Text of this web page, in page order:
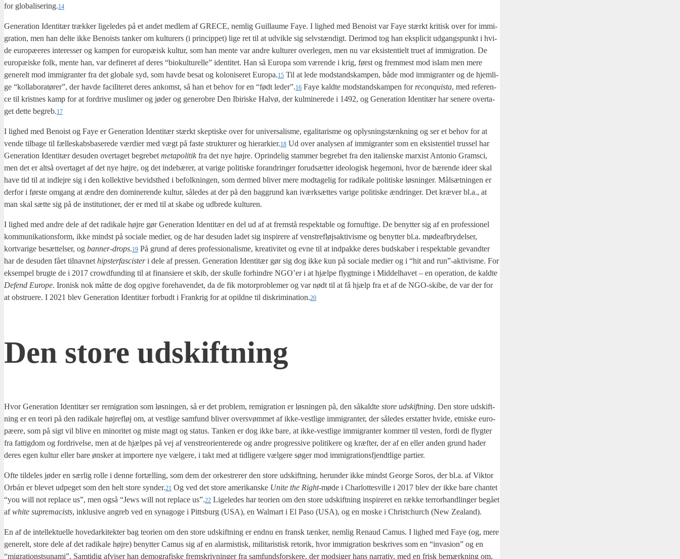
for globalisering.14
Gene­ra­tion Iden­ti­tær træk­ker lige­le­des på et andet med­lem af GRECE, nem­lig Guil­lau­me Faye. I lig­hed med Benoist var Faye stærkt kri­tisk over for immi­
gra­tion, men han del­te ikke Benoists tan­ker om kul­tu­rers (i prin­cip­pet) lige ret til at udvik­le sig selv­stæn­digt. Der­i­mod tog han eks­pli­cit udgangs­punkt i hvi­
de euro­pæ­e­res inte­res­ser og kam­pen for euro­pæ­isk kul­tur, som han men­te var andre kul­tu­rer over­le­gen, men nu var eksi­sten­ti­elt tru­et af immi­gra­tion. De
euro­pæ­i­ske folk, men­te han, var defi­ne­ret af deres “bio­kul­tu­rel­le” iden­ti­tet. Han så Euro­pa som væren­de i krig, først og frem­mest mod islam men mere
gene­relt mod immi­gran­ter fra det glo­ba­le syd, som hav­de besat og kolo­ni­se­ret Europa.15 Til at lede mod­stand­s­kam­pen, både mod immi­gran­ter og de hjem­li­
ge “kol­la­bo­ra­tø­rer”, der hav­de faci­li­te­ret deres ankomst, så han et behov for en “født leder”.16 Faye kald­te mod­stand­s­kam­pen for reconquis­ta, med refe­ren­
ce til krist­nes kamp for at for­dri­ve mus­li­mer og jøder og genero­bre Den Ibi­ri­ske Halvø, der kul­mi­ne­re­de i 1492, og Gene­ra­tion Iden­ti­tær har sene­re over­ta­
get det­te begreb.17
I lig­hed med Benoist og Faye er Gene­ra­tion Iden­ti­tær stærkt skep­ti­ske over for uni­ver­sa­lis­me, ega­li­ta­ris­me og oplys­nings­tænk­ning og ser et behov for at
ven­de til­ba­ge til fæl­leskabs­ba­se­re­de vær­di­er med vægt på faste struk­tu­rer og hierarkier.18 Ud over ana­ly­sen af immi­gran­ter som en eksi­sten­ti­el trus­sel har
Gene­ra­tion Iden­ti­tær des­u­den over­ta­get begre­bet meta­po­li­tik fra det nye høj­re. Oprin­de­lig stam­mer begre­bet fra den ita­li­en­ske marxist Anto­nio Gramsci,
men det er alt­så over­ta­get af det nye høj­re, og det inde­bæ­rer, at vari­ge poli­ti­ske for­an­dring­er for­ud­sæt­ter ide­o­lo­gisk hege­mo­ni, hvor de bæren­de ide­er skal
have tid til at ind­lej­re sig i den kol­lek­ti­ve bevidst­hed i befolk­nin­gen, som der­med bli­ver mere mod­ta­ge­lig for radi­ka­le poli­ti­ske løs­nin­ger. Mål­sæt­nin­gen er
der­for i før­ste omgang at ændre den domi­ne­ren­de kul­tur, såle­des at der på den bag­grund kan iværk­sæt­tes vari­ge poli­ti­ske ændrin­ger. Det kræ­ver bl.a., at
man skal sæt­te sig på de insti­tu­tio­ner, der er med til at ska­be og udbre­de kul­tu­ren.
I lig­hed med andre dele af det radi­ka­le høj­re gør Gene­ra­tion Iden­ti­tær en del ud af at frem­stå respek­tab­le og for­nuf­ti­ge. De benyt­ter sig af en pro­fes­sio­nel
kom­mu­ni­ka­tions­form, ikke mindst på soci­a­le medi­er, og de har des­u­den ladet sig inspi­re­re af ven­stre­fløjsak­ti­vis­me og benyt­ter bl.a. møde­af­bry­del­ser,
kortva­ri­ge besæt­tel­ser, og ban­ner-dro­ps.19 På grund af deres pro­fes­sio­na­lis­me, kre­a­ti­vi­tet og evne til at ind­pak­ke deres bud­ska­ber i respek­tab­le gevand­ter
har de des­u­den fået til­nav­net hip­ster­fa­sci­steri dele af pres­sen. Gene­ra­tion Iden­ti­tær gør sig dog ikke kun på soci­a­le medi­er og i “hit and run”-aktivisme. For
eksem­pel brug­te de i 2017 crowd­fun­ding til at finan­si­e­re et skib, der skul­le for­hin­dre NGO’er i at hjæl­pe flygt­nin­ge i Mid­del­ha­vet – en ope­ra­tion, de kald­te
Defend Euro­pe. Iro­nisk nok måt­te de dog opgi­ve fore­ha­ven­det, da de fik motor­pro­ble­mer og var nødt til at få hjælp fra et af de NGO-ski­be, de var der for
at obstru­e­re. I 2021 blev Gene­ra­tion Iden­ti­tær for­budt i Frank­rig for at opild­ne til diskrimination.20
Den sto­re udskift­ning
Hvor Gene­ra­tion Iden­ti­tær ser remi­gra­tion som løs­nin­gen, så er det pro­blem, remi­gra­tion er løs­nin­gen på, den såkald­te sto­re udskift­ning. Den sto­re udskift­
ning er en teo­ri på den radi­ka­le høj­re­fløj om, at vest­li­ge sam­fund bli­ver over­svøm­met af ikke-vest­li­ge immi­gran­ter, der såle­des erstat­ter hvi­de, etni­ske euro­
pæ­e­re, som på sigt vil bli­ve en mino­ri­tet og miste magt og sta­tus. Tan­ken er dog ikke bare, at ikke-vest­li­ge immi­gran­ter kom­mer til vesten, for­di de flyg­ter
fra fat­tig­dom og for­dri­vel­se, men at de hjæl­pes på vej af ven­stre­o­ri­en­te­re­de og andre pro­g­res­si­ve poli­ti­ke­re og kræf­ter, der af en eller anden grund hader
deres egen kul­tur eller bare ønsker at impor­te­re nye væl­ge­re, i takt med at tid­li­ge­re væl­ge­re søger mod immi­gra­tions­fjendt­li­ge par­ti­er.
Ofte til­de­les jøder en sær­lig rol­le i den­ne for­tæl­ling, som dem der orke­stre­rer den sto­re udskift­ning, her­un­der ikke mindst Geor­ge Sor­os, der bl.a. af Vik­tor
Orbán er ble­vet udpe­get som den helt sto­re synder.21 Og ved det sto­re ame­ri­kan­ske Uni­te the Right-møde i Char­lot­tesvil­le i 2017 blev der ikke bare chan­tet
“you will not repla­ce us”, men også “Jews will not repla­ce us”.22 Lige­le­des har teo­ri­en om den sto­re udskift­ning inspi­re­ret en ræk­ke ter­r­or­hand­lin­ger begå­et
afwhi­te supre­ma­cists, inklu­si­ve angreb ved en syna­go­ge i Pitts­burg (USA), en Wal­mart i El Paso (USA), og en moske i Christ­church (New Zealand).
En af de intel­lek­tu­el­le hove­d­ar­ki­tek­ter bag teo­ri­en om den sto­re udskift­ning er end­nu en fransk tæn­ker, nem­lig Renaud Camus. I lig­hed med Faye (og, mere
gene­relt, sto­re dele af det radi­ka­le høj­re) benyt­ter Camus sig af en alar­mi­stisk, mili­ta­ri­stisk reto­rik, hvor immi­gra­tion beskri­ves som en “inva­sion” og en
“migra­tionsts­u­na­mi”. Sam­ti­dig afvi­ser han demo­gra­fi­ske frem­skriv­nin­ger fra sam­funds­for­ske­re, der mod­si­ger hans nar­ra­tiv, med en frisk bemærk­ning om,